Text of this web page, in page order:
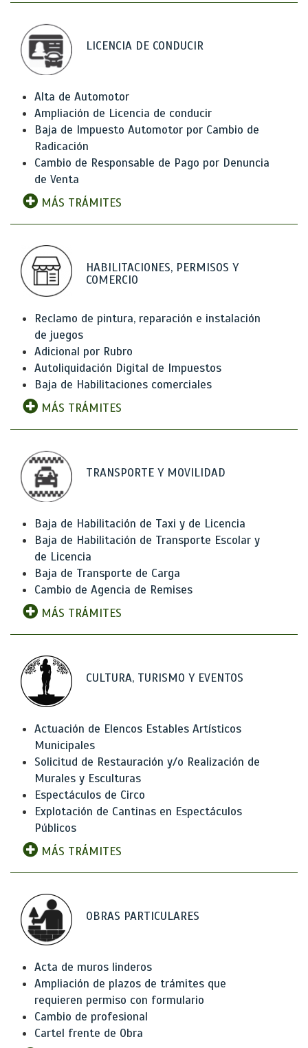
LICENCIA DE CONDUCIR
Alta de Automotor
Ampliación de Licencia de conducir
Baja de Impuesto Automotor por Cambio de
Radicación
Cambio de Responsable de Pago por Denuncia
de Venta
MÁS TRÁMITES
HABILITACIONES, PERMISOS Y
COMERCIO
Reclamo de pintura, reparación e instalación
de juegos
Adicional por Rubro
Autoliquidación Digital de Impuestos
Baja de Habilitaciones comerciales
MÁS TRÁMITES
TRANSPORTE Y MOVILIDAD
Baja de Habilitación de Taxi y de Licencia
Baja de Habilitación de Transporte Escolar y
de Licencia
Baja de Transporte de Carga
Cambio de Agencia de Remises
MÁS TRÁMITES
CULTURA, TURISMO Y EVENTOS
Actuación de Elencos Estables Artísticos
Municipales
Solicitud de Restauración y/o Realización de
Murales y Esculturas
Espectáculos de Circo
Explotación de Cantinas en Espectáculos
Públicos
MÁS TRÁMITES
OBRAS PARTICULARES
Acta de muros linderos
Ampliación de plazos de trámites que
requieren permiso con formulario
Cambio de profesional
Cartel frente de Obra